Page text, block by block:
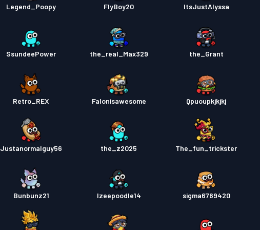
Legend_Poopy FlyBoy20 ItsJustAlyssa
SsundeePower the_real_Max329 the_Grant
Retro_REX Falonisawesome Qpuoupkjkjkj
Justanormalguy56 the_z2025 The_fun_trickster
Bunbunz21 Izeepoodle14 sigma6769420